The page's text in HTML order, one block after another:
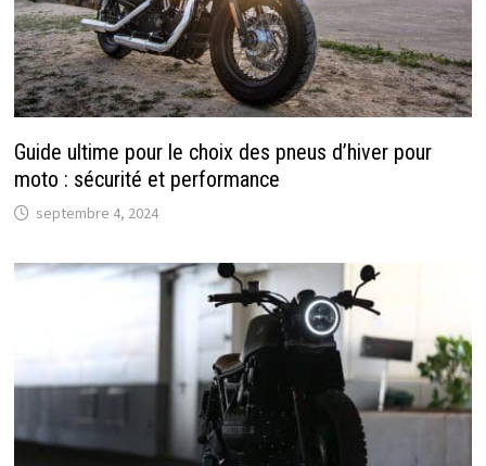
Guide ultime pour le choix des pneus d’hiver pour
moto : sécurité et performance
septembre 4, 2024